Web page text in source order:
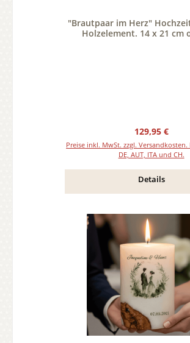
"Brautpaar im Herz"
Holzelement. 14 x 21 cm
Regulärer
129,95 €
Preise inkl. MwSt. zzgl.
DE, AUT, ITA und CH.
Details